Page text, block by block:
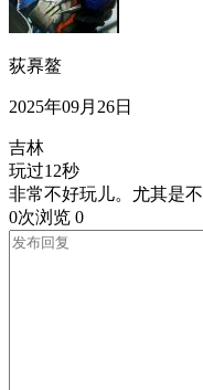
荻奡鳌
2025年09月26日
吉林
玩过12秒
非常不好玩儿。尤其是
0次浏览 0